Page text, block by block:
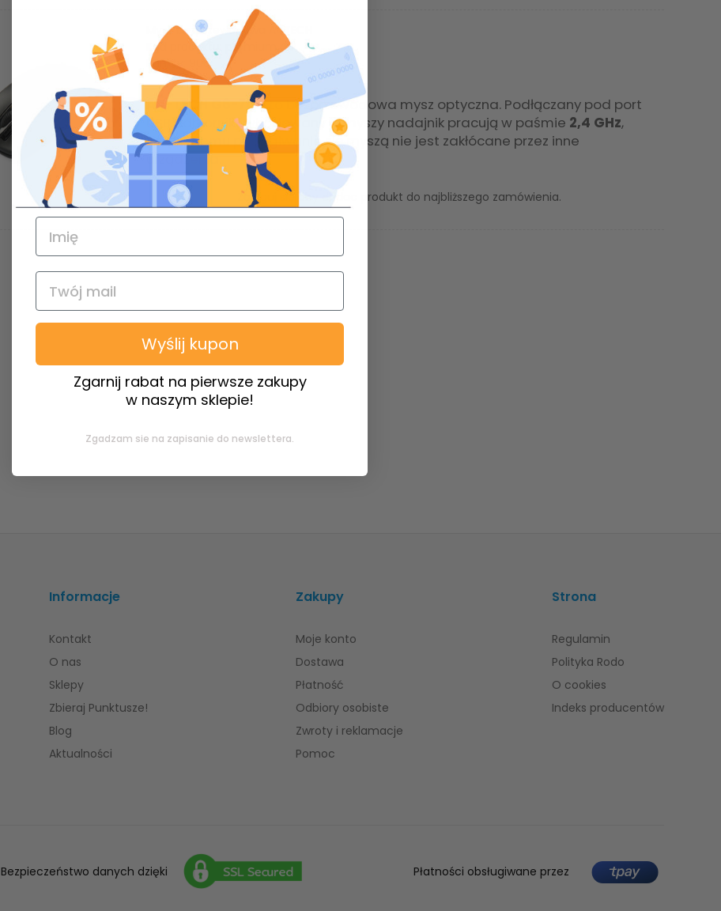
Mysz bezprzewodowa A4TECH
Kod produktu: premium.46
Punkty: 900
A4-TECH G6-70Dto bezprzewodowa mysz optyczna. Podłączany pod port
USB odbiornik i wbudowany w myszy nadajnik pracują w paśmie 2,4 GHz,
dzięki czemu posługiwanie się myszą nie jest zakłócane przez inne
urządzenia.
Zaloguj się aby dodac produkt do najbliższego zamówienia.
Informacje
Kontakt
O nas
Sklepy
Zbieraj Punktusze!
Blog
Aktualności
Zakupy
Moje konto
Dostawa
Płatność
Odbiory osobiste
Zwroty i reklamacje
Pomoc
Strona
Regulamin
Polityka Rodo
O cookies
Indeks producentów
Bezpieczeństwo danych dzięki Płatności obsługiwane przez
Wyślij kupon
Zgarnij rabat na pierwsze zakupy
w naszym sklepie!
Zgadzam sie na zapisanie do newslettera.